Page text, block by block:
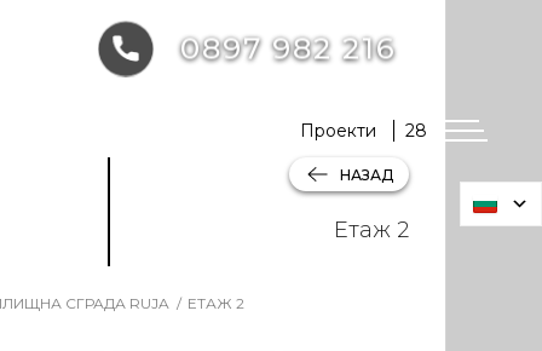
НАЗАД
Етаж 2
СГРАДА RUJA ЕТАЖ 2
Проекти 28
0897 982 216